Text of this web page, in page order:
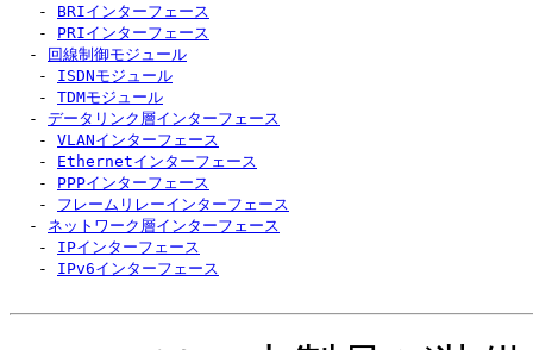
   -
BRIインターフェース
   -
PRIインターフェース
  -
回線制御モジュール
   -
ISDNモジュール
   -
TDMモジュール
  -
データリンク層インターフェース
   -
VLANインターフェース
   -
Ethernetインターフェース
   -
PPPインターフェース
   -
フレームリレーインターフェース
  -
ネットワーク層インターフェース
   -
IPインターフェース
   -
IPv6インターフェース